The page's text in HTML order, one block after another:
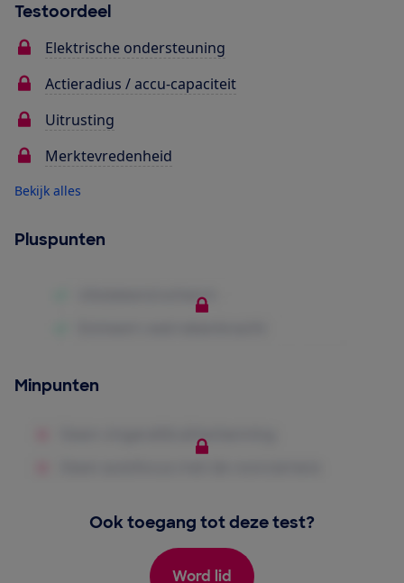
Testoordeel
Elektrische ondersteuning
Actieradius / accu-capaciteit
Uitrusting
Merktevredenheid
Bekijk alles
Pluspunten
Minpunten
Ook toegang tot deze test?
Word lid